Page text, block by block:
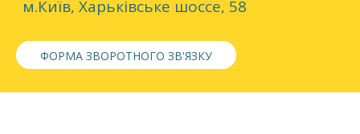
м.Київ, Харьківське шоссе, 58
ФОРМА ЗВОРОТНОГО ЗВ'ЯЗКУ